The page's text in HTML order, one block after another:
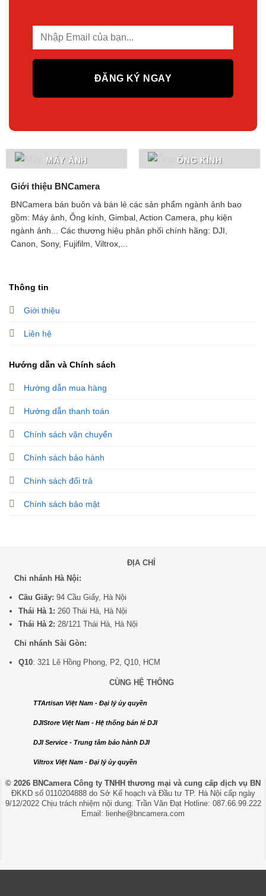
MÁY ẢNH ỐNG KÍNH
Giới thiệu BNCamera
BNCamera bán buôn và bán lẻ các sản phẩm ngành ảnh bao
gồm: Máy ảnh, Ống kính, Gimbal, Action Camera, phụ kiện
ngành ảnh...
Các thương hiệu phân phối chính hãng: DJI,
Canon, Sony, Fujifilm, Viltrox,...
Thông tin
Giới thiệu
Liên hệ
Hướng dẫn và Chính sách
Hướng dẫn mua hàng
Hướng dẫn thanh toán
Chính sách vận chuyển
Chính sách bảo hành
Chính sách đổi trả
Chính sách bảo mật
ĐỊA CHỈ
Chi nhánh Hà Nội:
Cầu Giấy: 94 Cầu Giấy, Hà Nội
Thái Hà 1: 260 Thái Hà, Hà Nội
Thái Hà 2: 28/121 Thái Hà, Hà Nội
Chi nhánh Sài Gòn:
Q10: 321 Lê Hồng Phong, P2, Q10, HCM
CÙNG HỆ THỐNG
TTArtisan Việt Nam - Đại lý ủy quyền
DJIStore Việt Nam - Hệ thống bán lẻ DJI
DJI Service - Trung tâm bảo hành DJI
Viltrox Việt Nam - Đại lý ủy quyền
© 2026 BNCamera Công ty TNHH thương mại và cung cấp dịch vụ BN
ĐKKD số 0110204888 do Sở Kế hoạch và Đầu tư TP. Hà Nội cấp ngày
9/12/2022 Chịu trách nhiệm nội dung: Trần Văn Đạt Hotline: 087.66.99.222
Email: lienhe@bncamera.com